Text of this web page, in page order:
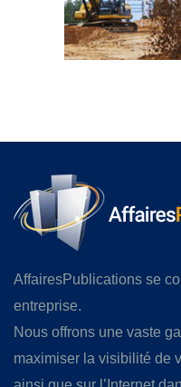
AffairesPublications se
entreprise.
Nous offrons une vaste
maximiser la visibilité de